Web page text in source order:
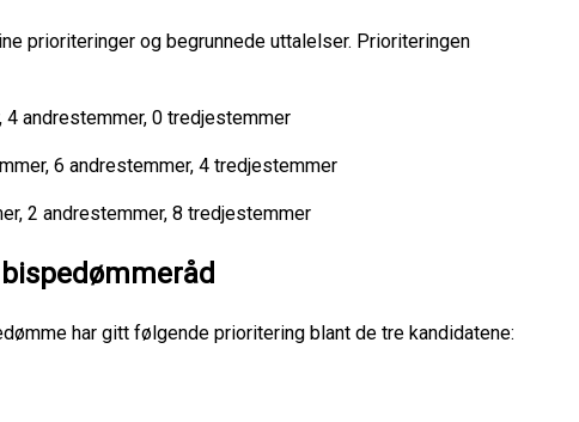
prioriteringer og begrunnede uttalelser. Prioriteringen
andrestemmer, 0 tredjestemmer
6 andrestemmer, 4 tredjestemmer
2 andrestemmer, 8 tredjestemmer
har gitt følgende prioritering blant de tre kandidatene: